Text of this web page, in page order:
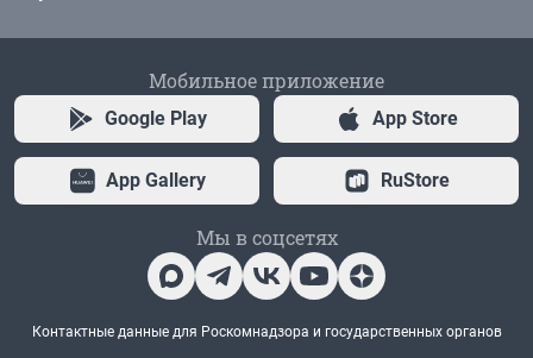
Мобильное приложение
Google Play App Store
App Gallery RuStore
Мы в соцсетях
Контактные данные для Роскомнадзора и государственных органов